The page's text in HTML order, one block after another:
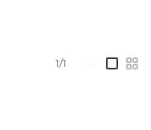
1/1